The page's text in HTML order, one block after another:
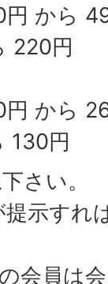
円 から
220円
円 から
130円
さい。
示すれ
会員は